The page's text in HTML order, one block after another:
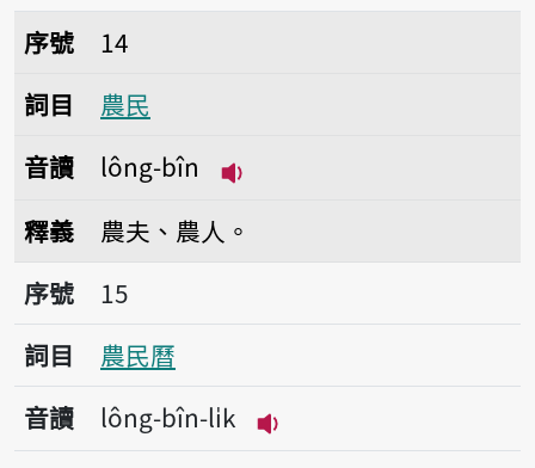
序號14農民
序號
14
詞目
農民
音讀
lông-bîn
釋義
農夫、農人。
序號15農民曆
序號
15
詞目
農民曆
音讀
lông-bîn-li̍k
播放音讀lông-bîn-li̍k